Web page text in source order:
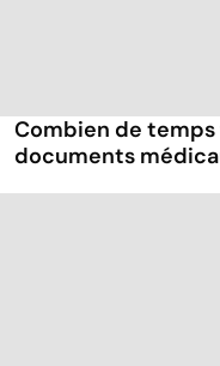
Combien de
documents